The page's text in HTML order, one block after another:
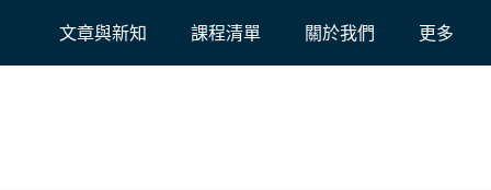
文章與新知 課程清單 關於我們 更多